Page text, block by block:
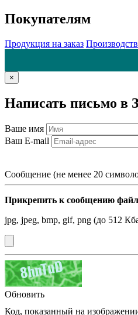
Покупателям
Продукция на заказ
×
Написать письмо
Ваше имя
Ваш E-mail
Сообщение (не менее 20
Прикрепить к сообщению
jpg, jpeg, bmp, gif, png (до 512
Обновить
Код, показанный на